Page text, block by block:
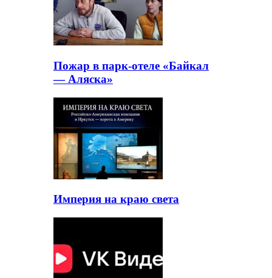
Пожар в парк-отеле «Байкал
— Аляска»
Империя на краю света